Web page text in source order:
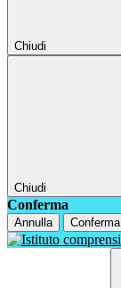
Chiudi
Chiudi
Conferma
Annulla Conferma